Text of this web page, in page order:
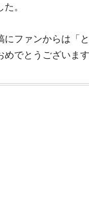
。
にファンからは「
めでとうございま